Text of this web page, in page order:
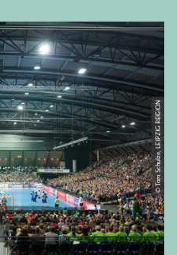
© Tom Schulze, LEIPZIG REGION